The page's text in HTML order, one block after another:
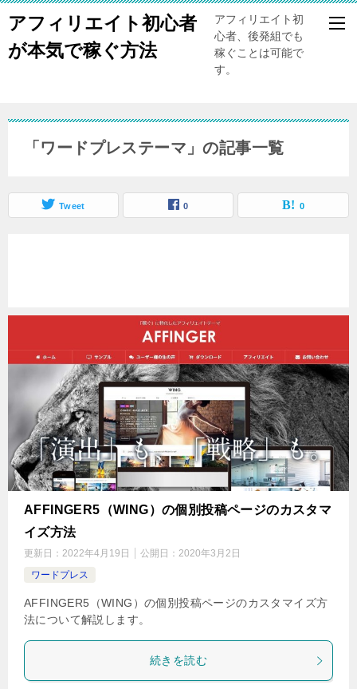
アフィリエイト初心者
が本気で稼ぐ方法
アフィリエイト初
心者、後発組でも
稼ぐことは可能で
す。
「ワードプレステーマ」の記事一覧
Tweet 0 0
AFFINGER5（WING）の個別投稿ページのカスタマ
イズ方法
更新日： 2022年4月19日 公開日： 2020年3月2日
ワードプレス
AFFINGER5（WING）の個別投稿ページのカスタマイズ方
法について解説します。
続きを読む